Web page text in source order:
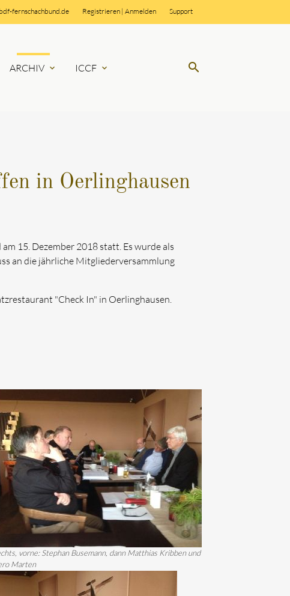
Support
Registrieren | Anmelden
fernschachbund.de
ARCHIV expand_more ICCF expand_more search
in Oerlinghausen
15. Dezember 2018 statt. Es wurde als
an die jährliche Mitgliederversammlung
"Check In" in Oerlinghausen.
vorne: Stephan Busemann, dann Matthias Kribben und
Marten